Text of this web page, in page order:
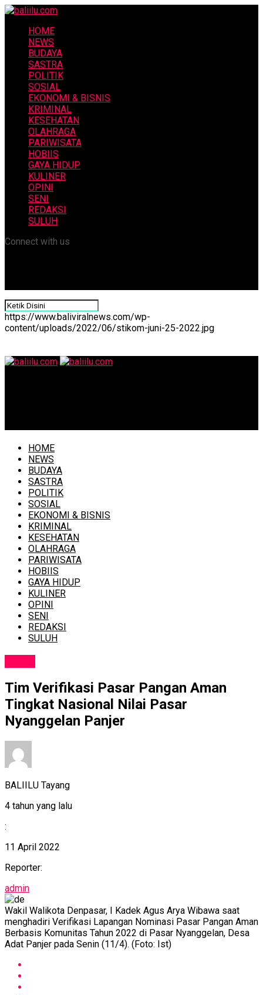
HOME
NEWS
BUDAYA
SASTRA
POLITIK
SOSIAL
EKONOMI & BISNIS
KRIMINAL
KESEHATAN
OLAHRAGA
PARIWISATA
HOBIIS
GAYA HIDUP
KULINER
OPINI
SENI
REDAKSI
SULUH
Connect with us
https://www.baliviralnews.com/wp-
content/uploads/2022/06/stikom-juni-25-2022.jpg
HOME
NEWS
BUDAYA
SASTRA
POLITIK
SOSIAL
EKONOMI & BISNIS
KRIMINAL
KESEHATAN
OLAHRAGA
PARIWISATA
HOBIIS
GAYA HIDUP
KULINER
OPINI
SENI
REDAKSI
SULUH
Tim Verifikasi Pasar Pangan Aman
Tingkat Nasional Nilai Pasar
Nyanggelan Panjer
BALIILU Tayang
4 tahun yang lalu
:
11 April 2022
Reporter:
admin
Wakil Walikota Denpasar, I Kadek Agus Arya Wibawa saat
menghadiri Verifikasi Lapangan Nominasi Pasar Pangan Aman
Berbasis Komunitas Tahun 2022 di Pasar Nyanggelan, Desa
Adat Panjer pada Senin (11/4). (Foto: Ist)